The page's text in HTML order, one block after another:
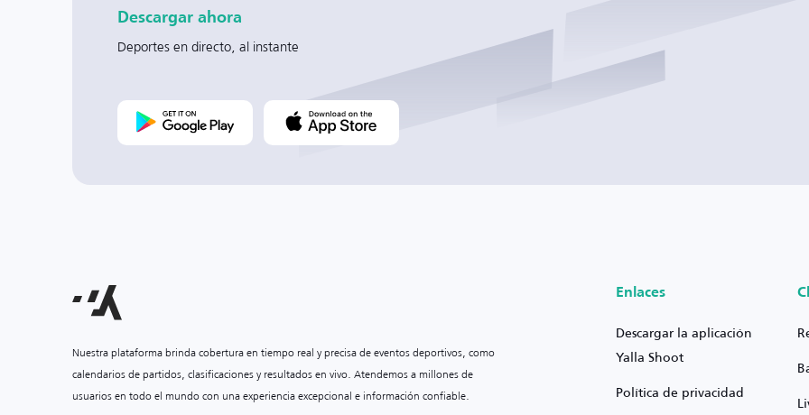
Descargar ahora
Deportes en directo, al instante
Nuestra plataforma brinda cobertura en tiempo real y precisa de eventos deportivos, como
calendarios de partidos, clasificaciones y resultados en vivo. Atendemos a millones de
usuarios en todo el mundo con una experiencia excepcional e información confiable.
Enlaces
Descargar la aplicación
Yalla Shoot
Política de privacidad